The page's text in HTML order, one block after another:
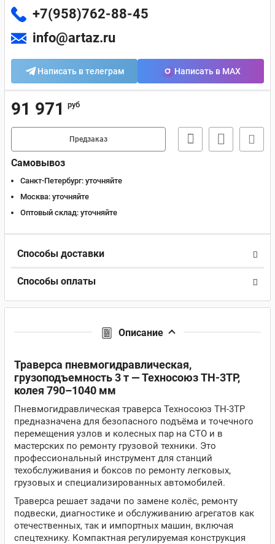
+7(958)762-88-45
info@artaz.ru
Написать в телеграм Написать в MAX
91 971 руб
Предзаказ
Самовывоз
Санкт-Петербург: уточняйте
Москва: уточняйте
Оптовый склад: уточняйте
Способы доставки
Способы оплаты
Описание
Траверса пневмогидравлическая,
грузоподъемность 3 т — Техносоюз TH-3TP,
колея 790–1040 мм
Пневмогидравлическая траверса Техносоюз TH-3TP
предназначена для безопасного подъёма и точечного
перемещения узлов и колесных пар на СТО и в
мастерских по ремонту грузовой техники. Это
профессиональный инструмент для станций
техобслуживания и боксов по ремонту легковых,
грузовых и специализированных автомобилей.
Траверса решает задачи по замене колёс, ремонту
подвески, диагностике и обслуживанию агрегатов как
отечественных, так и импортных машин, включая
спецтехнику. Компактная регулируемая конструкция